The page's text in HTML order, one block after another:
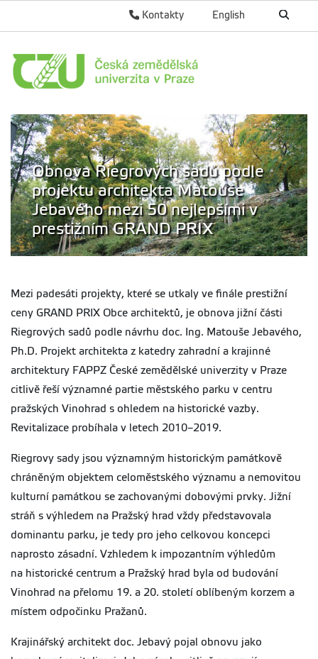
English
Kontakty
Obnova Riegrových sadů podle
projektu architekta Matouše
Jebavého mezi 50 nejlepšími v
prestižním GRAND PRIX
Mezi padesáti projekty, které se utkaly ve finále prestižní
ceny GRAND PRIX Obce architektů, je obnova jižní části
Riegrových sadů podle návrhu doc. Ing. Matouše Jebavého,
Ph.D. Projekt architekta z katedry zahradní a krajinné
architektury FAPPZ České zemědělské univerzity v Praze
citlivě řeší významné partie městského parku v centru
pražských Vinohrad s ohledem na historické vazby.
Revitalizace probíhala v letech 2010–2019.
Riegrovy sady jsou významným historickým památkově
chráněným objektem celoměstského významu a nemovitou
kulturní památkou se zachovanými dobovými prvky. Jižní
stráň s výhledem na Pražský hrad vždy představovala
dominantu parku, je tedy pro jeho celkovou koncepci
naprosto zásadní. Vzhledem k impozantním výhledům
na historické centrum a Pražský hrad byla od budování
Vinohrad na přelomu 19. a 20. století oblíbeným korzem a
místem odpočinku Pražanů.
Krajinářský architekt doc. Jebavý pojal obnovu jako